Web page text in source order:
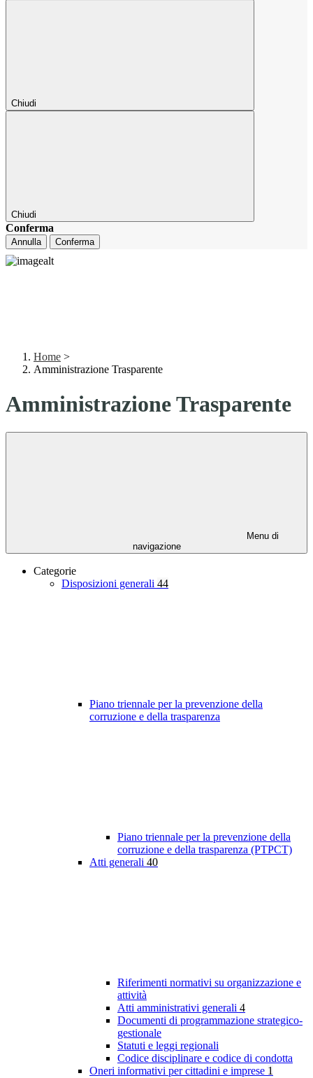
Chiudi
Chiudi
Conferma
Annulla Conferma
Home >
Amministrazione Trasparente
Amministrazione Trasparente
Menu di
navigazione
Categorie
Disposizioni generali 44
Piano triennale per la prevenzione della
corruzione e della trasparenza
Piano triennale per la prevenzione della
corruzione e della trasparenza (PTPCT)
Atti generali 40
Riferimenti normativi su organizzazione e
attività
Atti amministrativi generali 4
Documenti di programmazione strategico-
gestionale
Statuti e leggi regionali
Codice disciplinare e codice di condotta
Oneri informativi per cittadini e imprese 1